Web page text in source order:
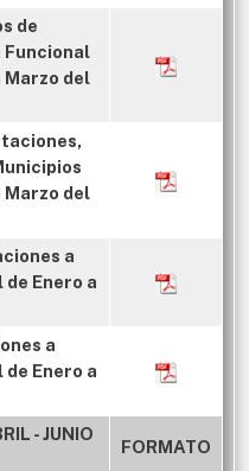
de
Funcional
Marzo del
Marzo del
a
Enero a
a
Enero a
- JUNIO
FORMATO